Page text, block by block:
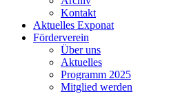
Kontakt
Aktuelles Exponat
Förderverein
Über uns
Aktuelles
Programm 2025
Mitglied werden